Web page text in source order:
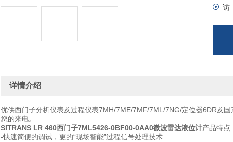
访
详情介绍
优供西门子分析仪表及过程仪表7MH/7ME/7MF/7ML/7NG/定位器6DR及
您的来电。
SITRANS LR 460西门子7ML5426-0BF00-0AA0微波雷达液位计产品特点
-快速简便的调试，更的“现场智能”过程信号处理技术